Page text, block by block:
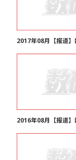
2017年08月【报道
2016年08月【报道